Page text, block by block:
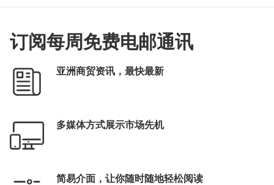
订阅每周免费电邮通讯
亚洲商贸资讯，最快最新
多媒体方式展示市场先机
简易介面，让你随时随地轻松阅读